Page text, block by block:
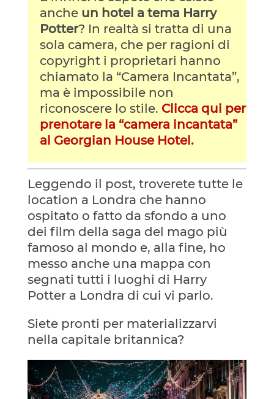
anche un hotel a tema Harry
Potter? In realtà si tratta di una
sola camera, che per ragioni di
copyright i proprietari hanno
chiamato la “Camera Incantata”,
ma è impossibile non
riconoscere lo stile. Clicca qui per
prenotare la “camera incantata”
al Georgian House Hotel.
Leggendo il post, troverete tutte le
location a Londra che hanno
ospitato o fatto da sfondo a uno
dei film della saga del mago più
famoso al mondo e, alla fine, ho
messo anche una mappa con
segnati tutti i luoghi di Harry
Potter a Londra di cui vi parlo.
Siete pronti per materializzarvi
nella capitale britannica?